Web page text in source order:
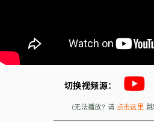
切换视频源：
(无法播放? 请 点击这里